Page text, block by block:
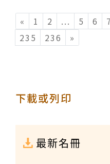
« 1 2 ... (current)
5 6 7
235
236 »
下載或列印
最新名冊